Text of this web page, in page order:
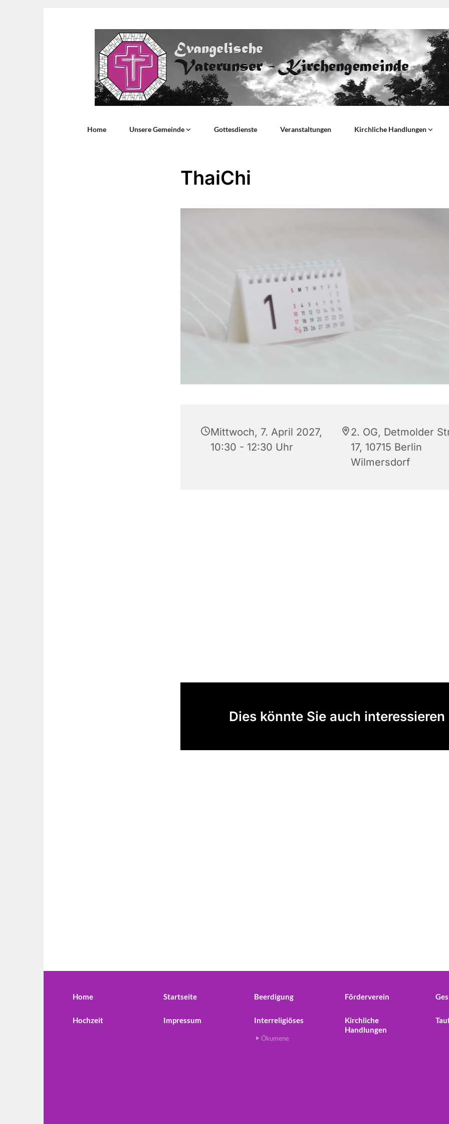
Home Unsere Gemeinde Gottesdienste Veranstaltungen Kirchliche Handlungen
ThaiChi
Mittwoch, 7. April 2027,
10:30 - 12:30 Uhr
2. OG, Detmolder
17, 10715 Berlin
Wilmersdorf
Dies könnte Sie auch interessieren
Home Startseite Beerdigung Förderverein
Hochzeit Impressum Interreligiöses
Ökumene
Kirchliche
Handlungen